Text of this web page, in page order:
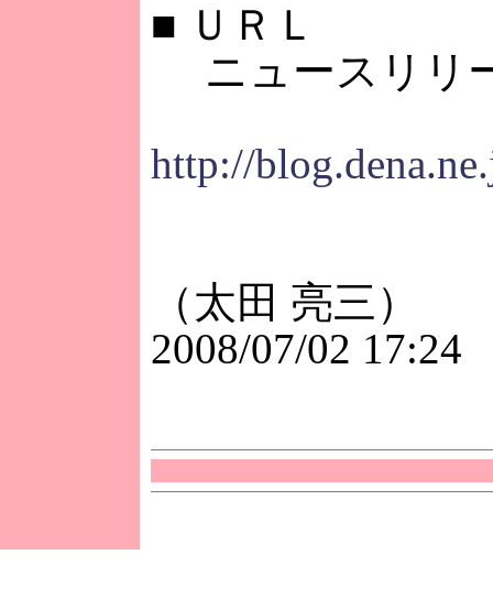
■ ＵＲＬ
ニュースリリ
http://
（太田 亮三）
2008/07/02 17:24